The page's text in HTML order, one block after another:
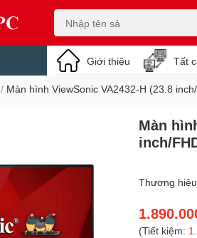
Giới thiệu Tất
/ Màn hình ViewSonic VA2432-H (23.8
Màn
inch/
Thương
(Tiết kiệm: